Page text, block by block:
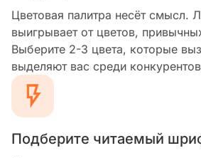
Цветовая палитра несёт смысл.
выигрывает от цветов,
Выберите 2-3 цвета, которые
выделяют вас среди
Подберите читаемый